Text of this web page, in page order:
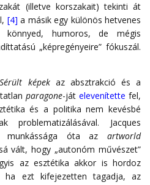
(illetve korszakait) tekinti át
[4] a másik egy különös hetvenes
könnyed, humoros, de mégis
„képregényeire” fókuszál.
Sérült képekaz absztrakció és a
paragone-ját elevenítette fel,
és a politika nem kevésbé
problematizálásával. Jacques
munkássága óta az artworld
vált, hogy „autonóm művészet”
az esztétika akkor is hordoz
ha ezt kifejezetten tagadja, az